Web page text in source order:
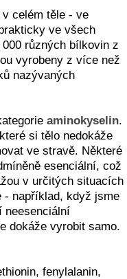
celém těle - ve
ve všech
různých bílkovin z
vyrobeny z více než
nazývaných
aminokyselin.
si tělo nedokáže
ve stravě. Některé
esenciální, což
v určitých situacích
- například, když jsme
neesenciální
dokáže vyrobit samo.
fenylalanin,